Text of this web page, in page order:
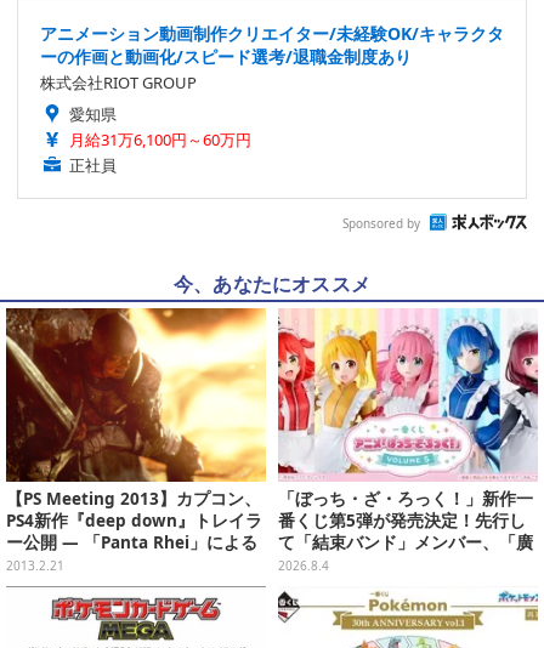
アニメーション動画制作クリエイター/未経験OK/キャラクタ
ーの作画と動画化/スピード選考/退職金制度あり
株式会社RIOT GROUP
愛知県
月給31万6,100円～60万円
正社員
Sponsored by
今、あなたにオススメ
【PS Meeting 2013】カプコン、
PS4新作『deep down』トレイラ
ー公開 ― 「Panta Rhei」による
高精細な世界をチェック
2013.2.21
「ぼっち・ざ・ろっく！」新作一
番くじ第5弾が発売決定！先行し
て「結束バンド」メンバー、「廣
井きくり」のメイド衣装フィギュ
アを公開
2026.8.4